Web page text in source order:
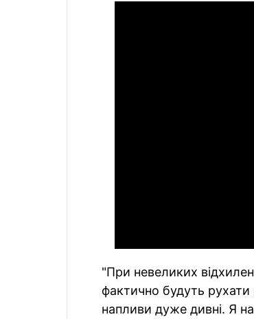
"При невеликих
фактично будуть
напливи дуже дивні. Я